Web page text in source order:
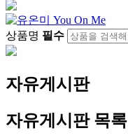
상품명 필수
자유게시판
자유게시판목록